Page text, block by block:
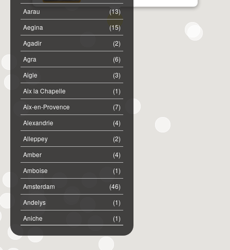
(13)
Aarau
(15)
Aegina
(2)
Agadir
(6)
Agra
(3)
Aigle
(1)
Aix la Chapelle
(7)
Aix-en-Provence
(4)
Alexandrie
(2)
Alleppey
(4)
Amber
(1)
Amboise
(46)
Amsterdam
(1)
Andelys
(1)
Aniche
(2)
Annemasse